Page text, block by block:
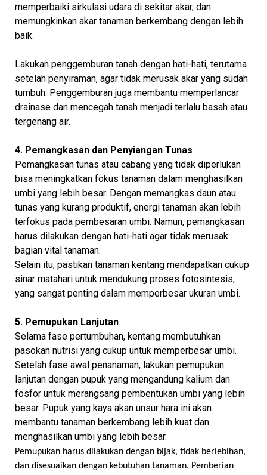
memperbaiki sirkulasi udara di sekitar akar, dan
memungkinkan akar tanaman berkembang dengan lebih
baik.
Lakukan penggemburan tanah dengan hati-hati, terutama
setelah penyiraman, agar tidak merusak akar yang sudah
tumbuh. Penggemburan juga membantu memperlancar
drainase dan mencegah tanah menjadi terlalu basah atau
tergenang air.
4. Pemangkasan dan Penyiangan Tunas
Pemangkasan tunas atau cabang yang tidak diperlukan
bisa meningkatkan fokus tanaman dalam menghasilkan
umbi yang lebih besar. Dengan memangkas daun atau
tunas yang kurang produktif, energi tanaman akan lebih
terfokus pada pembesaran umbi. Namun, pemangkasan
harus dilakukan dengan hati-hati agar tidak merusak
bagian vital tanaman.
Selain itu, pastikan tanaman kentang mendapatkan cukup
sinar matahari untuk mendukung proses fotosintesis,
yang sangat penting dalam memperbesar ukuran umbi.
5. Pemupukan Lanjutan
Selama fase pertumbuhan, kentang membutuhkan
pasokan nutrisi yang cukup untuk memperbesar umbi.
Setelah fase awal penanaman, lakukan pemupukan
lanjutan dengan pupuk yang mengandung kalium dan
fosfor untuk merangsang pembentukan umbi yang lebih
besar. Pupuk yang kaya akan unsur hara ini akan
membantu tanaman berkembang lebih kuat dan
menghasilkan umbi yang lebih besar.
Pemupukan harus dilakukan dengan bijak, tidak berlebihan,
dan disesuaikan dengan kebutuhan tanaman. Pemberian